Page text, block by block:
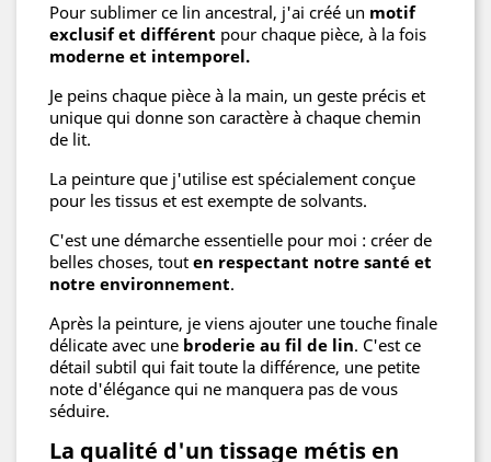
Pour sublimer ce lin ancestral, j'ai créé un motif
exclusif et différent pour chaque pièce, à la fois
moderne et intemporel.
Je peins chaque pièce à la main, un geste précis et
unique qui donne son caractère à chaque chemin
de lit.
La peinture que j'utilise est spécialement conçue
pour les tissus et est exempte de solvants.
C'est une démarche essentielle pour moi : créer de
belles choses, tout en respectant notre santé et
notre environnement.
Après la peinture, je viens ajouter une touche finale
délicate avec une broderie au fil de lin. C'est ce
détail subtil qui fait toute la différence, une petite
note d'élégance qui ne manquera pas de vous
séduire.
La qualité d'un tissage métis en